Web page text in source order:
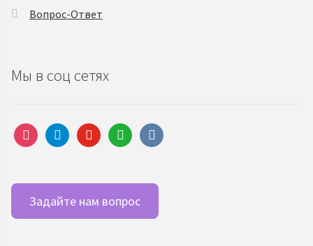
Вопрос-Ответ
Мы в соц сетях
instagramtelegramyoutubewhatsappvkontakte
Задайте нам вопрос